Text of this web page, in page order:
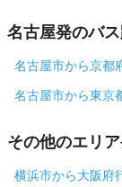
名古屋発のバ
名古屋市から京都
名古屋市から東京
その他のエリ
横浜市から大阪府